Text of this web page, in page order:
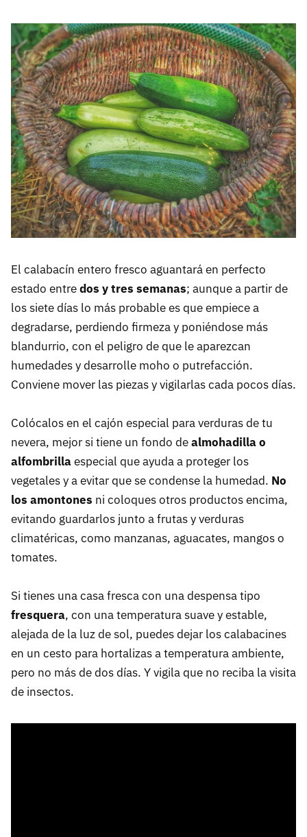
El calabacín entero fresco aguantará en perfecto
estado entredos y tres semanas; aunque a partir de
los siete días lo más probable es que empiece a
degradarse, perdiendo firmeza y poniéndose más
blandurrio, con el peligro de que le aparezcan
humedades y desarrolle moho o putrefacción.
Conviene mover las piezas y vigilarlas cada pocos días.
Colócalos en el cajón especial para verduras de tu
nevera, mejor si tiene un fondo dealmohadilla o
alfombrillaespecial que ayuda a proteger los
vegetales y a evitar que se condense la humedad. No
los amontones ni coloques otros productos encima,
evitando guardarlos junto a frutas y verduras
climatéricas, como manzanas, aguacates, mangos o
tomates.
Si tienes una casa fresca con una despensa tipo
fresquera, con una temperatura suave y estable,
alejada de la luz de sol, puedes dejar los calabacines
en un cesto para hortalizas a temperatura ambiente,
pero no más de dos días. Y vigila que no reciba la visita
de insectos.